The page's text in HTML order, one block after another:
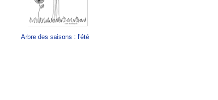
Arbre des saisons : l'été